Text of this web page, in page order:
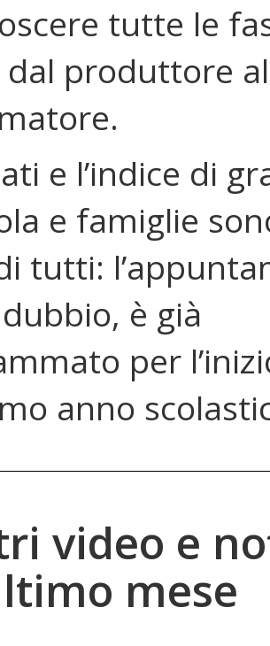
tutte le
produttore al
e l’indice di
e famiglie
tutti:
è già
per
anno
video e
mese